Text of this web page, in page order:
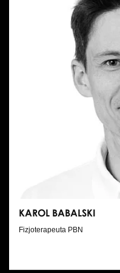
KAROL BABALSKI
Fizjoterapeuta PBN